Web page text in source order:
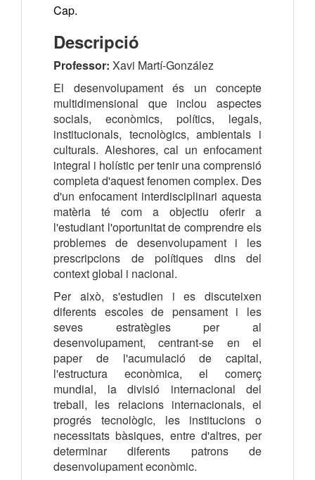
Cap.
Descripció
Professor: Xavi Martí-González
El desenvolupament és un concepte
multidimensional que inclou aspectes
socials, econòmics, polítics, legals,
institucionals, tecnològics, ambientals i
culturals. Aleshores, cal un enfocament
integral i holístic per tenir una comprensió
completa d'aquest fenomen complex. Des
d'un enfocament interdisciplinari aquesta
matèria té com a objectiu oferir a
l'estudiant l'oportunitat de comprendre els
problemes de desenvolupament i les
prescripcions de polítiques dins del
context global i nacional.
Per això, s'estudien i es discuteixen
diferents escoles de pensament i les
seves estratègies per al
desenvolupament, centrant-se en el
paper de l'acumulació de capital,
l'estructura econòmica, el comerç
mundial, la divisió internacional del
treball, les relacions internacionals, el
progrés tecnològic, les institucions o
necessitats bàsiques, entre d'altres, per
determinar diferents patrons de
desenvolupament econòmic.